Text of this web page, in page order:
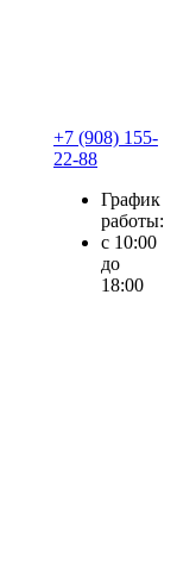
+7 (908) 155-
22-88
График
работы:
с 10:00
до
18:00